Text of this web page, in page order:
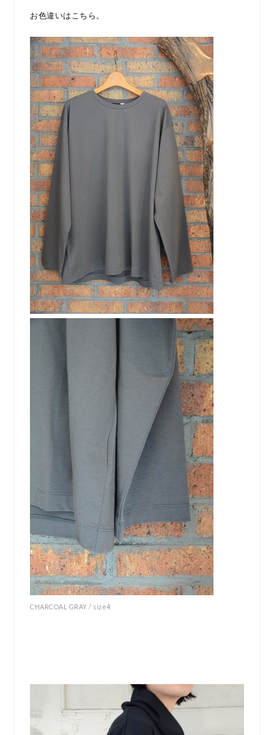
お色違いはこちら。
CHARCOAL GRAY / size4